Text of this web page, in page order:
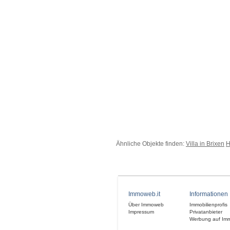
Ähnliche Objekte finden: Villa in Brixen
Immoweb.it
Über Immoweb
Impressum
Informationen
Immobilienprofis
Privatanbieter
Werbung auf